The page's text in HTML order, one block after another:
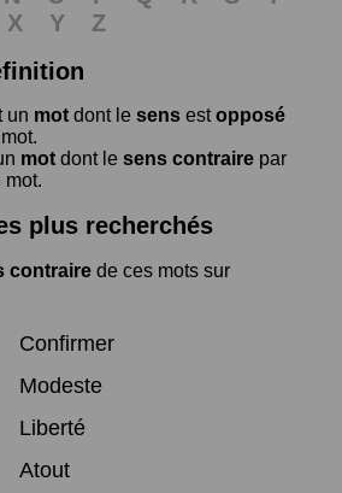
X Y
Z
un mot dont le sens estopposé
mot dont le sens contraire par
mot.
plus recherchés
contraire de ces mots sur
Confirmer
Modeste
Liberté
Atout